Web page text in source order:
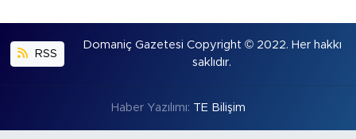
RSS
Domaniç Gazetesi Copyright © 2022. Her hakkı
saklıdır.
Haber Yazılımı: TE Bilişim